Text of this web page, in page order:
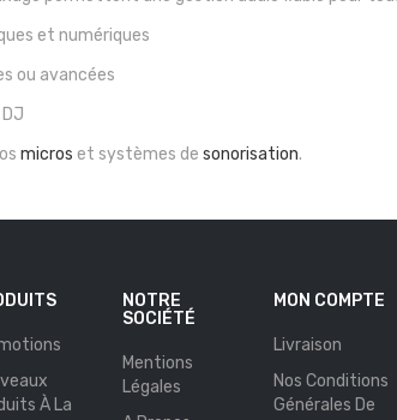
et numériques
ou avancées
micros et systèmes de sonorisation.
À La
NOTRE
SOCIÉTÉ
Mentions
Légales
MON COMPTE
Livraison
Nos Conditions
Générales De